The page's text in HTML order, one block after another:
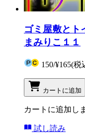
ゴミ屋敷とト
まみりこ１１
150/¥165(税
カートに追加
カートに追加し
試し読み